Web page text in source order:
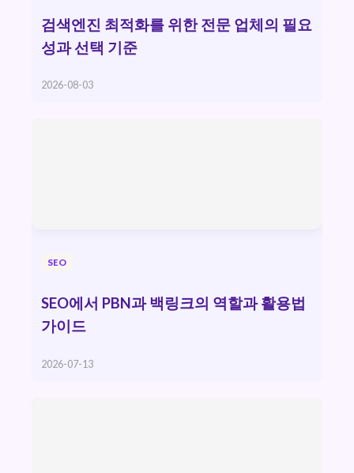
검색엔진 최적화를 위한 전문 업체의 필요
성과 선택 기준
2026-08-03
SEO
SEO에서 PBN과 백링크의 역할과 활용법
가이드
2026-07-13